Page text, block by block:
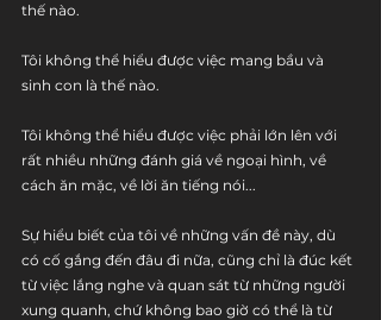
thế nào.
Tôi không thể hiểu được việc mang bầu và
sinh con là thế nào.
Tôi không thể hiểu được việc phải lớn lên với
rất nhiều những đánh giá về ngoại hình, về
cách ăn mặc, về lời ăn tiếng nói...
Sự hiểu biết của tôi về những vấn đề này, dù
có cố gắng đến đâu đi nữa, cũng chỉ là đúc kết
từ việc lắng nghe và quan sát từ những người
xung quanh, chứ không bao giờ có thể là từ